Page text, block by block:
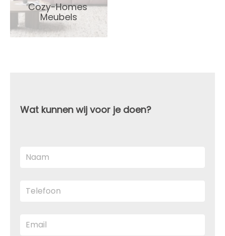
Cozy-Homes
Meubels
Wat kunnen wij voor je doen?